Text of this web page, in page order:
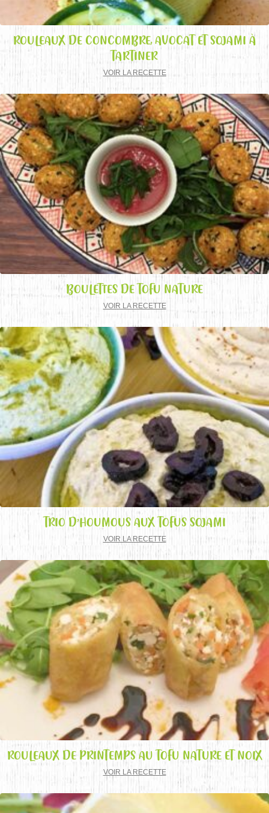
ROULEAUX DE CONCOMBRE, AVOCAT ET SOJAMI À
TARTINER
VOIR LA RECETTE
BOULETTES DE TOFU NATURE
VOIR LA RECETTE
TRIO D’HOUMOUS AUX TOFUS SOJAMI
VOIR LA RECETTE
ROULEAUX DE PRINTEMPS AU TOFU NATURE ET NOIX
VOIR LA RECETTE